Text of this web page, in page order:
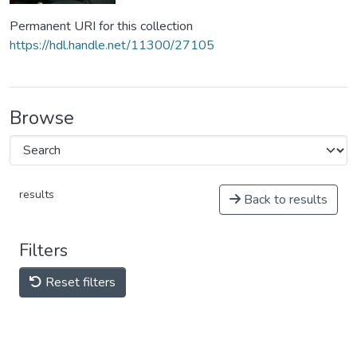
Permanent URI for this collection
https://hdl.handle.net/11300/27105
Browse
results Back to results
Filters
Reset filters